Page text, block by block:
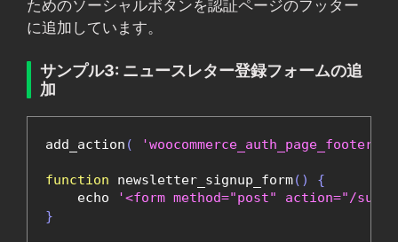
ためのソーシャルボタンを認証ページのフッター
に追加しています。
サンプル3: ニュースレター登録フォームの追
加
add_action ( 'woocommerce_auth_page_footer'
function newsletter_signup_form()
{
    echo
'<form method="post" action="/
}